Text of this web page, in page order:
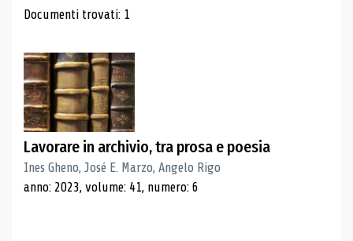
Risultati di ricerca
Documenti trovati: 1
Lavorare in archivio, tra prosa e poesia
Ines Gheno, José E. Marzo, Angelo Rigo
anno: 2023, volume: 41, numero: 6